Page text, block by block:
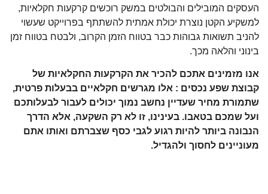
העסקים המובילים והבולטים במשק רוכשים קרקעות חקלאיות,
למשקיע הקטן נוצרת יכולת אמתית להשתתף בפרוייקט שעשוי
להניב תשואות גבוהות כבר בטווח הזמן הקרוב, ולבטח בטווח זמן
בינוני והלאה מכך.
אנו מזמינים אתכם להכיר את הקרקעות החקלאיות של
קבוצת שפע נכסים : אלו מגרשים חקלאיים בבעלות פרטית,
שתמורת מחיר שעדיין נחשב נמוך יכולים לעבור לבעלותכם
ועל שמכם בטאבו. בעינינו, זו לא רק השקעה, אלא הדרך
הנבונה ביותר להיות רגוע לגבי כסף שצברתם ואותו אתם
מעוניינים לחסוך ולהגדיל.